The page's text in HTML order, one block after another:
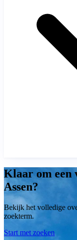
Klaar om een
Assen?
Bekijk het volledige
zoekterm.
Start met zoeken